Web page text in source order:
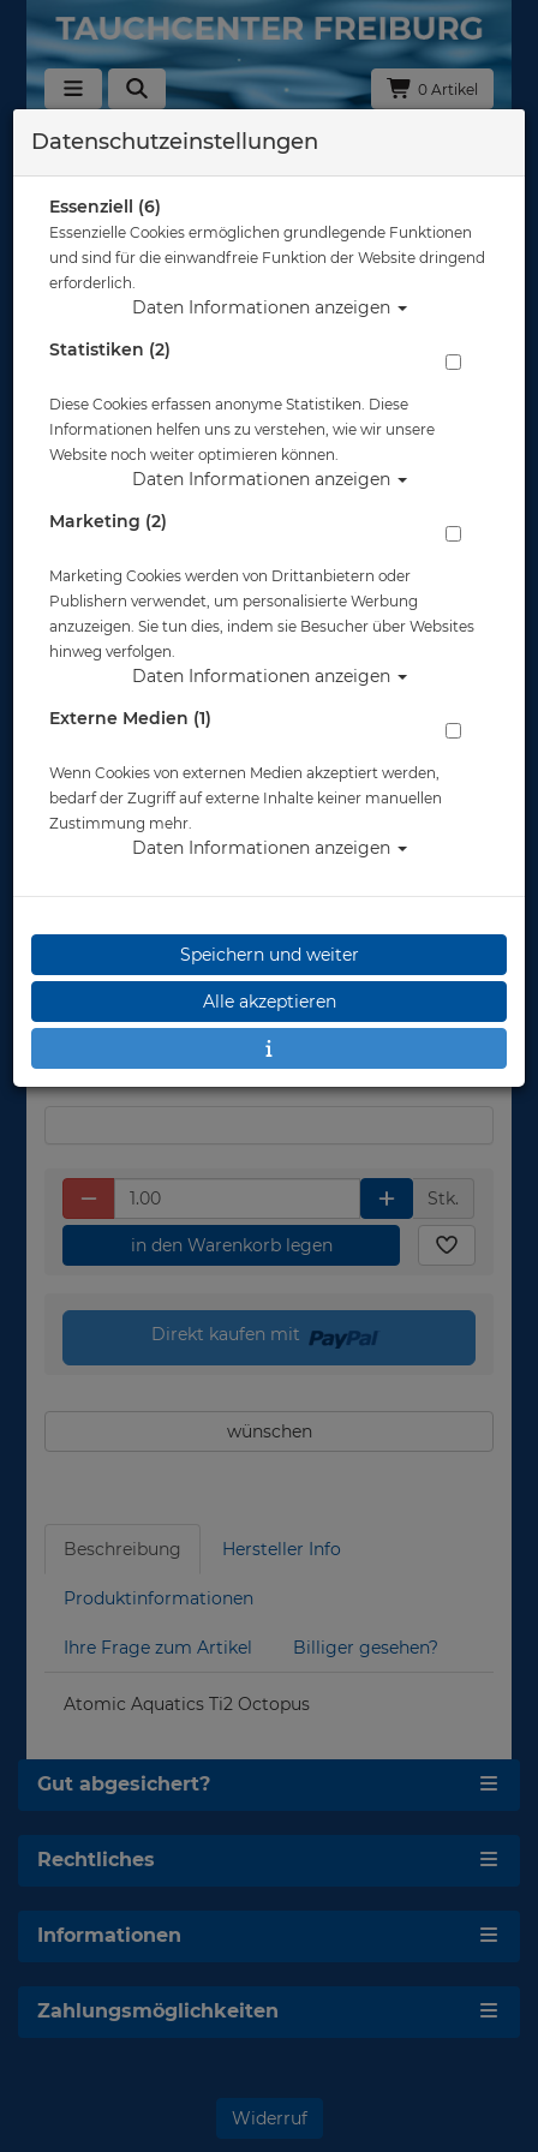
0 Artikel
Zurück
Atomic Aquatics Ti2 Octopus
Artikelnr.: ato-0200053p
399,00 €*
Lieferbar
Stk.
in den Warenkorb legen
Direkt kaufen mit
wünschen
Beschreibung Hersteller Info
Produktinformationen
Ihre Frage zum Artikel Billiger gesehen?
Atomic Aquatics Ti2 Octopus
Gut abgesichert?
Rechtliches
Informationen
Zahlungsmöglichkeiten
Widerruf
Datenschutzeinstellungen
Essenziell (6)
Essenzielle Cookies ermöglichen grundlegende Funktionen
und sind für die einwandfreie Funktion der Website dringend
erforderlich.
Daten Informationen anzeigen
Statistiken (2)
Diese Cookies erfassen anonyme Statistiken. Diese
Informationen helfen uns zu verstehen, wie wir unsere
Website noch weiter optimieren können.
Daten Informationen anzeigen
Marketing (2)
Marketing Cookies werden von Drittanbietern oder
Publishern verwendet, um personalisierte Werbung
anzuzeigen. Sie tun dies, indem sie Besucher über Websites
hinweg verfolgen.
Daten Informationen anzeigen
Externe Medien (1)
Wenn Cookies von externen Medien akzeptiert werden,
bedarf der Zugriff auf externe Inhalte keiner manuellen
Zustimmung mehr.
Daten Informationen anzeigen
Speichern und weiter
Alle akzeptieren